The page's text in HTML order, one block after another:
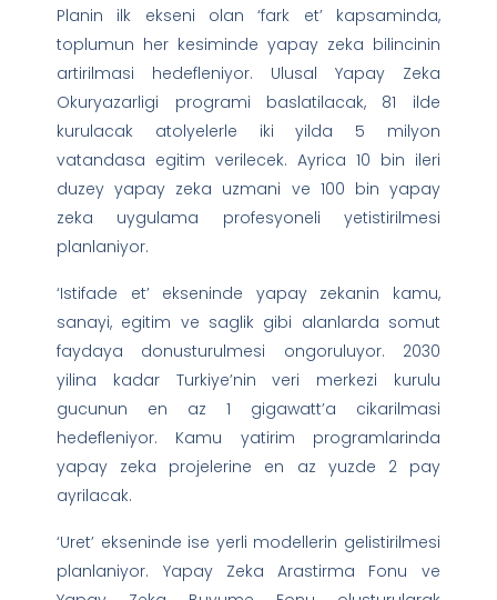
Planin ilk ekseni olan ‘fark et’ kapsaminda,
toplumun her kesiminde yapay zeka bilincinin
artirilmasi hedefleniyor. Ulusal Yapay Zeka
Okuryazarligi programi baslatilacak, 81 ilde
kurulacak atolyelerle iki yilda 5 milyon
vatandasa egitim verilecek. Ayrica 10 bin ileri
duzey yapay zeka uzmani ve 100 bin yapay
zeka uygulama profesyoneli yetistirilmesi
planlaniyor.
‘Istifade et’ ekseninde yapay zekanin kamu,
sanayi, egitim ve saglik gibi alanlarda somut
faydaya donusturulmesi ongoruluyor. 2030
yilina kadar Turkiye’nin veri merkezi kurulu
gucunun en az 1 gigawatt’a cikarilmasi
hedefleniyor. Kamu yatirim programlarinda
yapay zeka projelerine en az yuzde 2 pay
ayrilacak.
‘Uret’ ekseninde ise yerli modellerin gelistirilmesi
planlaniyor. Yapay Zeka Arastirma Fonu ve